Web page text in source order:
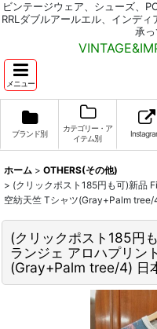
ビンテージウェア、シューズ、
RRLダブルアールエル、インデ
承っ
メニュー
ブランド別
カテゴリー・ア
イテム別
ホーム > OTHERS(その他)
> (クリックポスト185円も可)新品
空紡天竺 Tシャツ(Gray+Palm tree/
(クリックポスト185円
ランジェ アロハプリン
(Gray+Palm tree/4) 日